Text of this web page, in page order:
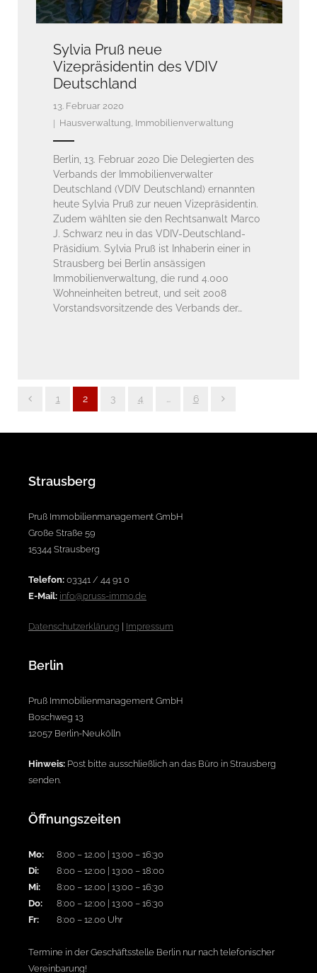
Sylvia Pruß neue
Vizepräsidentin des VDIV
Deutschland
13. Februar 2020
Hausverwaltung Immobilienverwaltung
Berlin, 13. Februar 2020 Die Delegierten des
Verbands der Immobilienverwalter
Deutschland (VDIV Deutschland) ernannten
heute Sylvia Pruß zur neuen Vizepräsidentin.
Zudem wählten sie den Rechtsanwalt Marco
J. Schwarz neu in das VDIV-Deutschland-
Präsidium. Sylvia Pruß ist Inhaberin einer in
Strausberg bei Berlin ansässigen
Immobilienverwaltung, die rund 4.000
Wohneinheiten betreut, und seit 2008
Vorstandsvorsitzende des Verbands der…
1 2 3 4 6
Strausberg
Pruß Immobilienmanagement GmbH
Große Straße 59
15344 Strausberg
Telefon: 03341 / 44 91 0
E-Mail: info@pruss-immo.de
Datenschutzerklärung | Impressum
Berlin
Pruß Immobilienmanagement GmbH
Boschweg 13
12057 Berlin-Neukölln
Hinweis: Post bitte ausschließlich an das Büro in Strausberg
senden.
Öffnungszeiten
Mo:
8:00 – 12.00 | 13:00 – 16:30
Di:
8:00 – 12:00 | 13:00 – 18:00
Mi:
8:00 – 12.00 | 13:00 – 16:30
Do:
8:00 – 12:00 | 13:00 – 16:30
Fr:
8:00 – 12.00 Uhr
Termine in der Geschäftsstelle Berlin nur nach telefonischer
Vereinbarung!